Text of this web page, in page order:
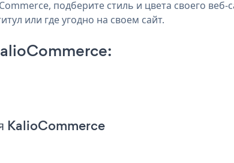
подберите стиль и цвета своего
или где угодно на своем сайт.
KalioCommerce